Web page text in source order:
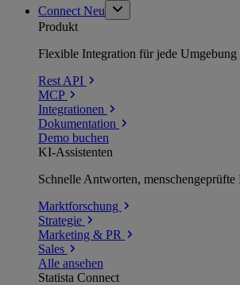
Connect Neu
Produkt
Flexible Integration für jede Umgebung
Rest API
MCP
Integrationen
Dokumentation
Demo buchen
KI-Assistenten
Schnelle Antworten, menschengeprüfte
Marktforschung
Strategie
Marketing & PR
Sales
Alle ansehen
Statista Connect